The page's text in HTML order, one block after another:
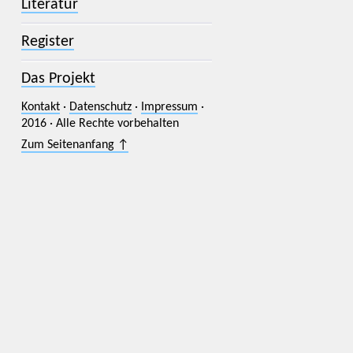
Literatur
Register
Das Projekt
Kontakt· Datenschutz· Impressum ·
2016 · Alle Rechte vorbehalten
Zum Seitenanfang ↑